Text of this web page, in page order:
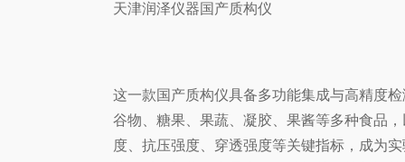
天津润泽仪器国产质构仪
这一款国产质构仪具备多功能集成与高精度
谷物、糖果、果蔬、凝胶、果酱等多种食品
度、抗压强度、穿透强度等关键指标，成为